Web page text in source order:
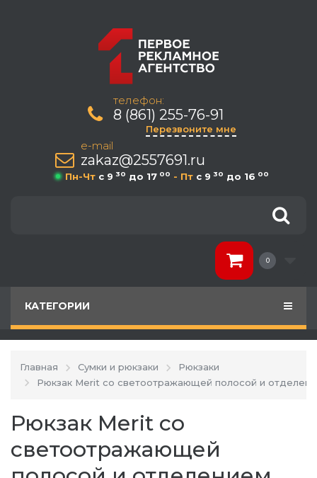
телефон:
8 (861) 255-76-91
Перезвоните мне
e-mail
zakaz@2557691.ru
Пн-Чт c 9 30 до 17 00 - Пт c 9 30 до 16 00
0
КАТЕГОРИИ
Главная Сумки и рюкзаки
Рюкзаки
Рюкзак Merit со светоотражающей полосой и
Рюкзак Merit со
светоотражающей